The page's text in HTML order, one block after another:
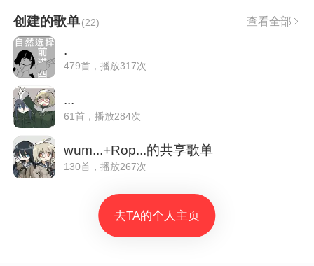
创建的歌单(22) 查看全部
.
479首，播放317次
...
61首，播放284次
wum...+Rop...的共享歌单
130首，播放267次
去TA的个人主页